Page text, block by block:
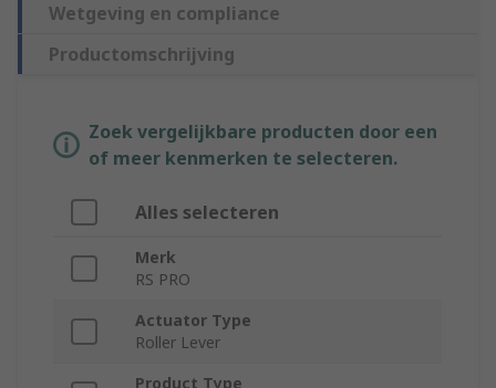
Wetgeving en compliance
Productomschrijving
Zoek vergelijkbare producten door een
of meer kenmerken te selecteren.
Alles selecteren
Merk
RS PRO
Actuator Type
Roller Lever
Product Type